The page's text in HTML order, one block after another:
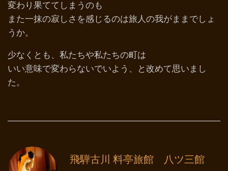
変わり果ててしまうのも
また一抹の寂しさを感じるのは旅人の我がままでしょ
うか。
少なくとも、私たちや私たちの町は
いい意味で変わらないでいよう、と改めて思いまし
た。
飛騨古川 料亭旅館 八ツ三館